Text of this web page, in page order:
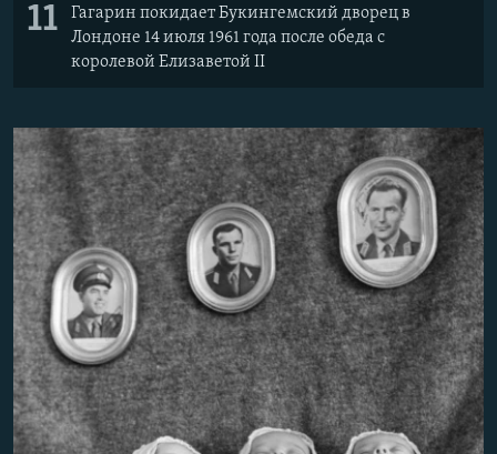
11
Гагарин покидает Букингемский дворец в
Лондоне 14 июля 1961 года после обеда с
королевой Елизаветой II